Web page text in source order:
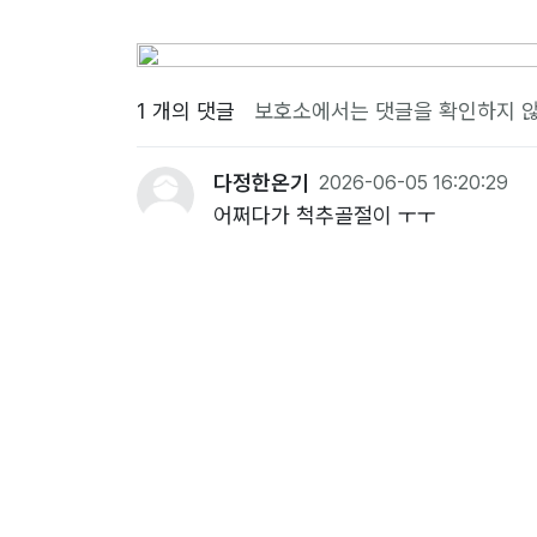
1 개의 댓글 보호소에서는 댓글을 확인하지
다정한온기 2026-06-05 16:20:29
어쩌다가 척추골절이 ㅜㅜ